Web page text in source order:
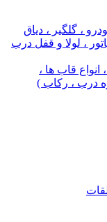
، گلگیر ، دیاق
، لولا و قفل درب
انواع قاب ها ،
درب ، رکاب )